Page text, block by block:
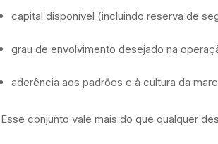
capital disponível (incluindo reserva de
grau de envolvimento desejado na
aderência aos padrões e à cultura da
Esse conjunto vale mais do que qualquer